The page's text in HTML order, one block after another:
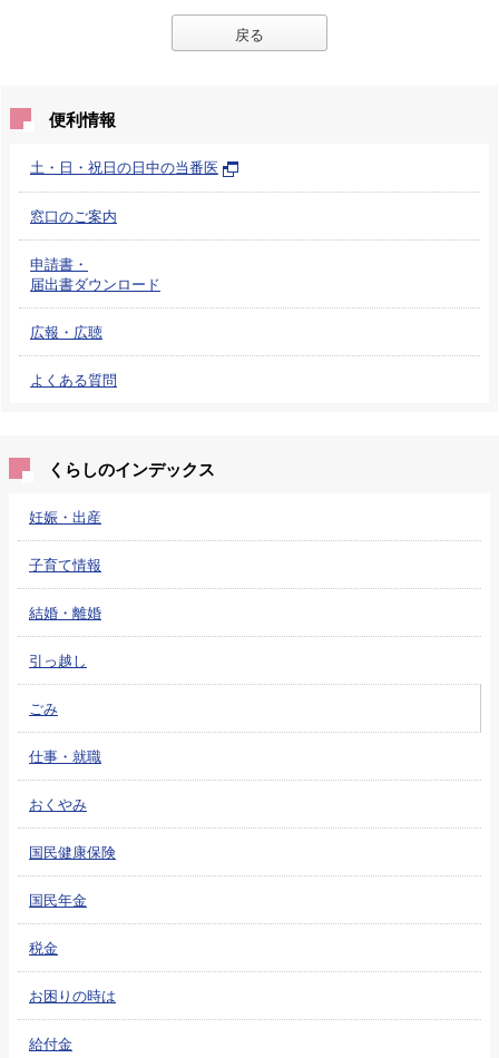
戻る
便利情報
土・日・祝日の日中の当番医
窓口のご案内
申請書・
届出書ダウンロード
広報・広聴
よくある質問
くらしのインデックス
妊娠・出産
子育て情報
結婚・離婚
引っ越し
ごみ
仕事・就職
おくやみ
国民健康保険
国民年金
税金
お困りの時は
給付金